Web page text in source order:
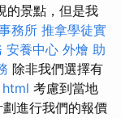
的景點，但是我
務所 推拿學徒實
安養中心 外燴 助
除非我們選擇有
html 考慮到當地
進行我們的報價